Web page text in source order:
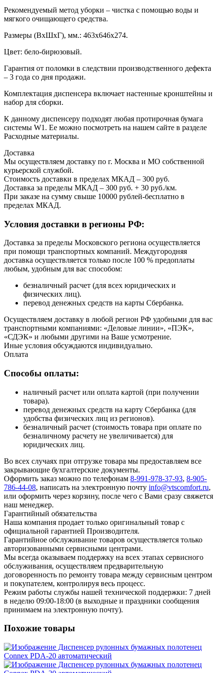
Рекомендуемый метод уборки – чистка с помощью воды и
мягкого очищающего средства.
Размеры (ВхШхГ), мм.: 463х646х274.
Цвет: бело-бирюзовый.
Гарантия от поломки в следствии производственного дефекта
– 3 года со дня продажи.
Комплектация диспенсера включает настенные кронштейны и
набор для сборки.
К данному диспенсеру подходят любая протирочная бумага
системы W1. Ее можно посмотреть на нашем сайте в разделе
Расходные материалы.
Доставка
Мы осуществляем доставку по г. Москва и МО собственной
курьерской службой.
Стоимость доставки в пределах МКАД – 300 руб.
Доставка за пределы МКАД – 300 руб. + 30 руб./км.
При заказе на сумму свыше 10000 рублей-бесплатно в
пределах МКАД.
Условия доставки в регионы РФ:
Доставка за пределы Московского региона осуществляется
при помощи транспортных компаний. Междугородняя
доставка осуществляется только после 100 % предоплаты
любым, удобным для вас способом:
безналичный расчет (для всех юридических и
физических лиц).
перевод денежных средств на карты Сбербанка.
Осуществляем доставку в любой регион РФ удобными для вас
транспортными компаниями: «Деловые линии», «ПЭК»,
«СДЭК» и любыми другими на Ваше усмотрение.
Иные условия обсуждаются индивидуально.
Оплата
Способы оплаты:
наличный расчет или оплата картой (при получении
товара).
перевод денежных средств на карту Сбербанка (для
удобства физических лиц из регионов).
безналичный расчет (стоимость товара при оплате по
безналичному расчету не увеличивается) для
юридических лиц.
Во всех случаях при отгрузке товара мы предоставляем все
закрывающие бухгалтерские документы.
Оформить заказ можно по телефонам 8-991-978-37-93, 8-905-
786-44-08, написать на электронную почту info@vtscomfort.ru,
или оформить через корзину, после чего с Вами сразу свяжется
наш менеджер.
Гарантийный обязательства
Наша компания продает только оригинальный товар с
официальной гарантией Производителя.
Гарантийное обслуживание товаров осуществляется только
авторизованными сервисными центрами.
Мы всегда оказываем поддержку на всех этапах сервисного
обслуживания, осуществляем предварительную
договоренность по ремонту товара между сервисным центром
и покупателем, контролируя весь процесс.
Режим работы службы нашей технической поддержки: 7 дней
в неделю 09:00-18:00 (в выходные и праздники сообщения
принимаем на электронную почту).
Похожие товары